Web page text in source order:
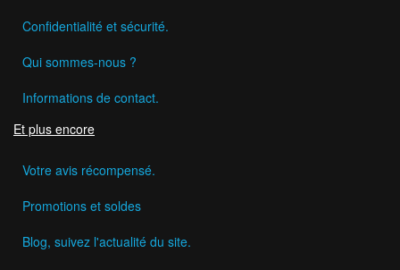
Confidentialité et sécurité.
Qui sommes-nous ?
Informations de contact.
Et plus encore
Votre avis récompensé.
Promotions et soldes
Blog, suivez l'actualité du site.